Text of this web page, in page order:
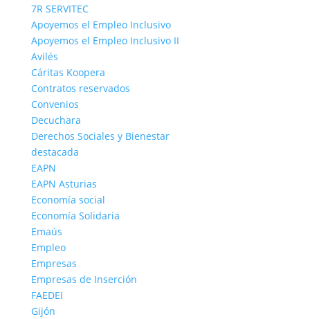
7R SERVITEC
Apoyemos el Empleo Inclusivo
Apoyemos el Empleo Inclusivo II
Avilés
Cáritas Koopera
Contratos reservados
Convenios
Decuchara
Derechos Sociales y Bienestar
destacada
EAPN
EAPN Asturias
Economía social
Economía Solidaria
Emaús
Empleo
Empresas
Empresas de Inserción
FAEDEI
Gijón